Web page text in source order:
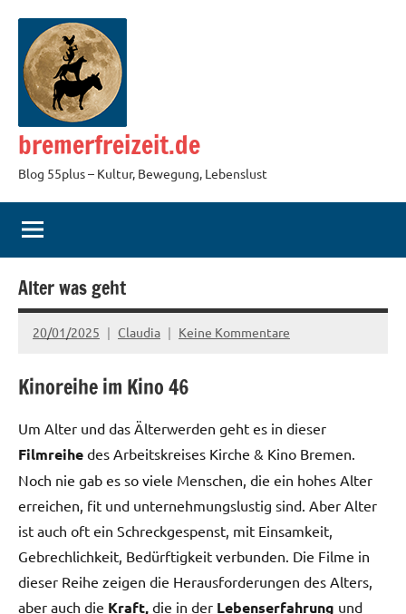
Inhalt
springen
bremerfreizeit.de
Blog 55plus – Kultur, Bewegung, Lebenslust
Alter was geht
20/01/2025 Claudia Keine Kommentare
Kinoreihe im Kino 46
Um Alter und das Älterwerden geht es in dieser
Filmreihe des Arbeitskreises Kirche & Kino Bremen.
Noch nie gab es so viele Menschen, die ein hohes Alter
erreichen, fit und unternehmungslustig sind. Aber Alter
ist auch oft ein Schreckgespenst, mit Einsamkeit,
Gebrechlichkeit, Bedürftigkeit verbunden. Die Filme in
dieser Reihe zeigen die Herausforderungen des Alters,
aber auch die Kraft, die in der Lebenserfahrung und